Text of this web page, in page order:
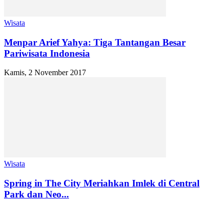
Wisata
Menpar Arief Yahya: Tiga Tantangan Besar
Pariwisata Indonesia
Kamis, 2 November 2017
Wisata
Spring in The City Meriahkan Imlek di Central
Park dan Neo...